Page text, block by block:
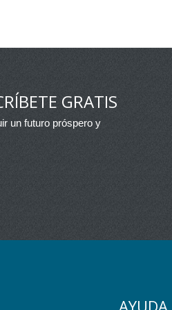
GRATIS
un futuro próspero y